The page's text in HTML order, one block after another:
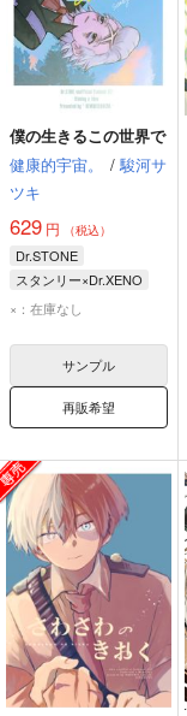
僕の生きるこの世界で
健康的宇宙。
/ 駿河サ
ツキ
629 円 （税込）
Dr.STONE
スタンリー×Dr.XENO
スタンリー・スナイダー
×：在庫なし
サンプル
再販希望